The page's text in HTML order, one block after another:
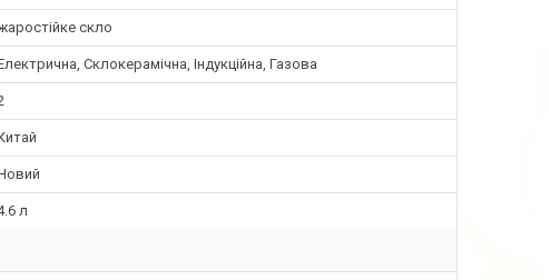
скло
Склокерамічна, Індукційна, Газова
л